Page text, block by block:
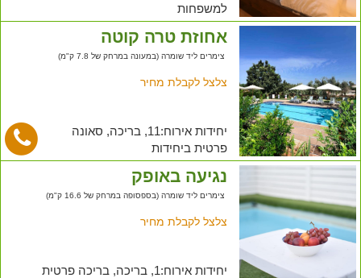
למשפחות
אחוזת טרה קוטה
צימרים ליד שומרה (במעונה במרחק של 7.8 ק"מ)
צלצל לקבלת מחיר
יחידות אירוח:11, בריכה, סאונה
פרטית ביחידות
נגיעה באופק
צימרים ליד שומרה (בספסופה במרחק של 16.6 ק"מ)
צלצל לקבלת מחיר
יחידות אירוח:1, בריכה, בריכה פרטית